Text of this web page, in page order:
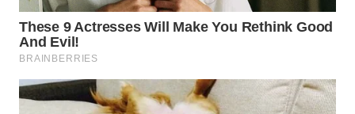
PURWAKARTA
WN
TIMUR